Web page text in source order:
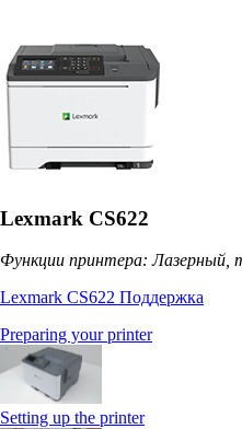
Lexmark CS622
Функции принтера: Лазерный,
Lexmark CS622 Поддержка
Preparing your printer
Setting up the printer